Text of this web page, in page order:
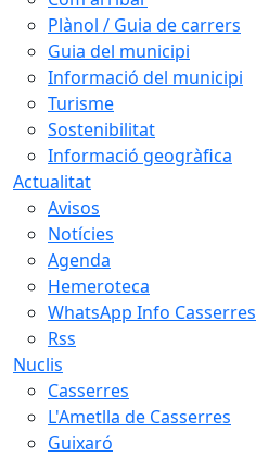
Plànol / Guia de carrers
Guia del municipi
Informació del municipi
Turisme
Sostenibilitat
Informació geogràfica
Actualitat
Avisos
Notícies
Agenda
Hemeroteca
WhatsApp Info Casserres
Rss
Nuclis
Casserres
L'Ametlla de Casserres
Guixaró